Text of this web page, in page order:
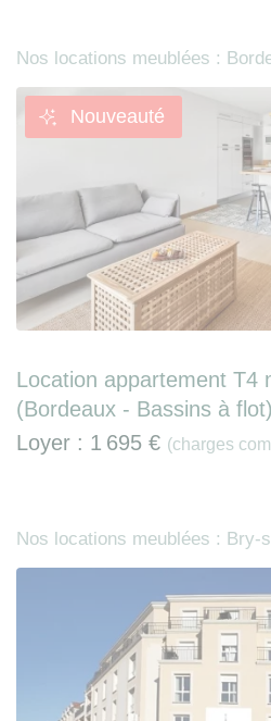
Nos locations meublées :
Nouveauté
Location appartement T4
(Bordeaux - Bassins à flot)
Loyer : 1 695 € (charges
Nos locations meublées : Bry-